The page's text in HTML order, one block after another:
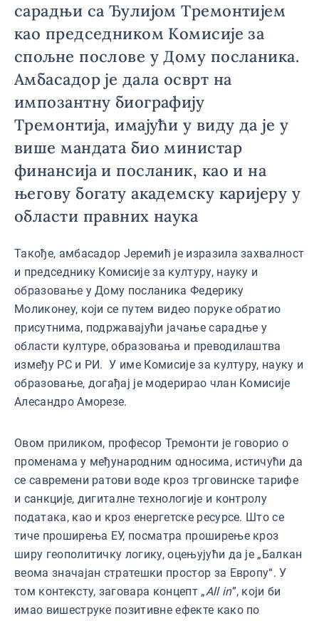
сарадњи са Ђулијом Тремонтијем
као председником Комисије за
спољне послове у Дому посланика.
Амбасадор је дала осврт на
импозантну биографију
Тремонтија, имајући у виду да је у
више мандата био министар
финансија и посланик, као и на
његову богату академску каријеру у
области правних наука
Такође, амбасадор Јеремић је изразила захвалност
и председнику Комисије за културу, науку и
образовање у Дому посланика Федерику
Моликонеу, који се путем видео поруке обратио
присутнима, подржавајући јачање сарадње у
области културе, образовања и преводилаштва
између РС и РИ. У име Комисије за културу, науку и
образовање, догађај је модерирао члан Комисије
Алесандро Аморезе.
Овом приликом, професор Тремонти је говорио о
променама у међународним односима, истичући да
се савремени ратови воде кроз трговинске тарифе
и санкције, дигиталне технологије и контролу
података, као и кроз енергетске ресурсе. Што се
тиче проширења ЕУ, посматра проширење кроз
ширу геополитичку логику, оцењујући да је „Балкан
веома значајан стратешки простор за Европу“. У
том контексту, заговара концепт „All in”, који би
имао вишеструке позитивне ефекте како по